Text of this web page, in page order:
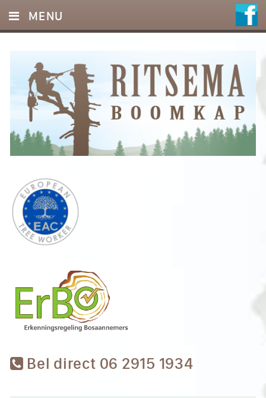
Bel direct 06 2915 1934
MENU
DIENSTEN
FOTO’S
REFERENTIES
OFFERTE
CONTACT